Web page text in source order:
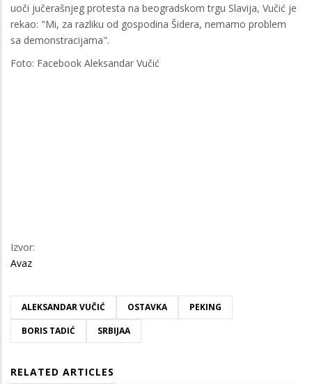
uoči jučerašnjeg protesta na beogradskom trgu Slavija, Vučić je
rekao: "Mi, za razliku od gospodina Šidera, nemamo problem
sa demonstracijama".
Foto: Facebook Aleksandar Vučić
Izvor:
Avaz
ALEKSANDAR VUČIĆ OSTAVKA
PEKING
BORIS TADIĆ
SRBIJAA
RELATED ARTICLES